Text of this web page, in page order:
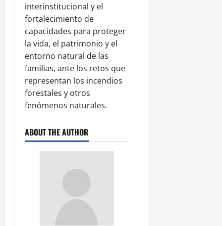
interinstitucional y el
fortalecimiento de
capacidades para proteger
la vida, el patrimonio y el
entorno natural de las
familias, ante los retos que
representan los incendios
forestales y otros
fenómenos naturales.
ABOUT THE AUTHOR